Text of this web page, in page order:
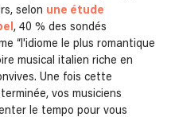
selon une étude
, 40 % des sondés
“l'idiome le plus romantique
musical italien riche en
Une fois cette
vos musiciens
le tempo pour vous